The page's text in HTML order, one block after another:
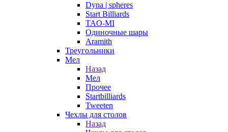
Dyna | spheres
Start Billiards
TAO-MI
Одиночные шары
Aramith
Треугольники
Мел
Назад
Мел
Прочее
Startbilliards
Tweeten
Чехлы для столов
Назад